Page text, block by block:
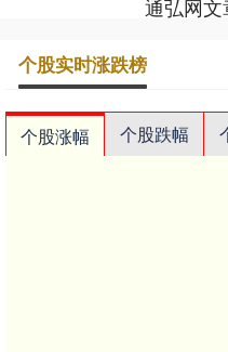
通弘网
个股实时涨跌榜
个股涨幅 个股跌幅